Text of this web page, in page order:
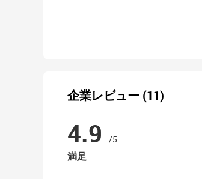
企業レビュー (11)
4.9 /5
満足